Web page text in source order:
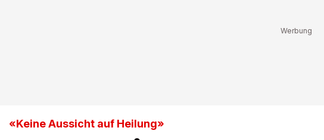
«Keine Aussicht auf Heilung»